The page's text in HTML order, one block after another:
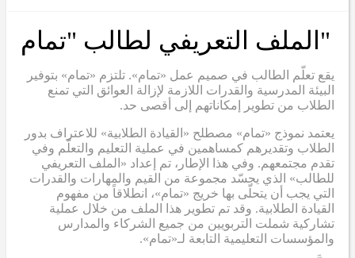
"الملف التعريفي لطالب "تمام
يقع تعلّم الطالب في صميم عمل «تمام». تلتزم «تمام» بتوفير
البيئة المدرسية والقدرات اللازمة لإزالة العوائق التي تمنع
الطلاب من تطوير إمكاناتهم إلى أقصى حد.
يعتمد نموذج «تمام» مصطلح «القيادة الطلابية» للاعتراف بدور
الطلاب وتقديرهم كمساهمين في عملية التعليم والتعلّم وفي
تقدم مجتمعهم. وفي هذا الإطار، تم إعداد «الملف التعريفي
للطالب» الذي يجسّد مجموعة من القيم والمهارات والقدرات
التي يجب أن يتحلّى بها خريج «تمام»، انطلاقاً من مفهوم
القيادة الطلابية. وقد تم تطوير هذا الملف من خلال عملية
تشاركية شملت التربويين من جميع الشركاء والمدارس
والمؤسسات التعليمية التابعة لـ«تمام».